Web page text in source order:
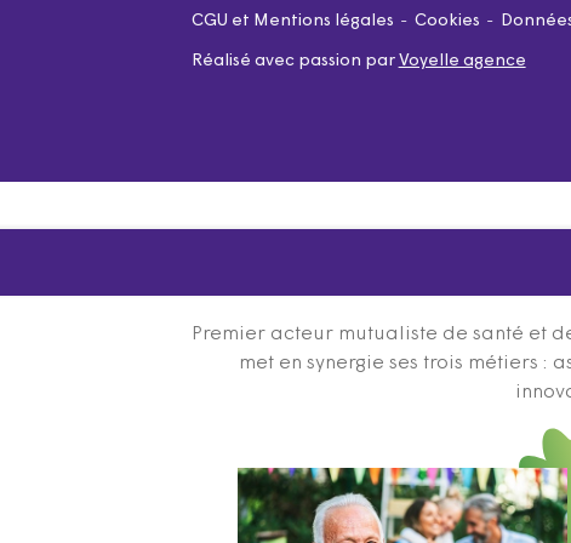
CGU et Mentions légales Cookies
Réalisé avec passion par Voyelle agence
Premier acteur mutualiste de santé et
met en synergie ses trois métiers :